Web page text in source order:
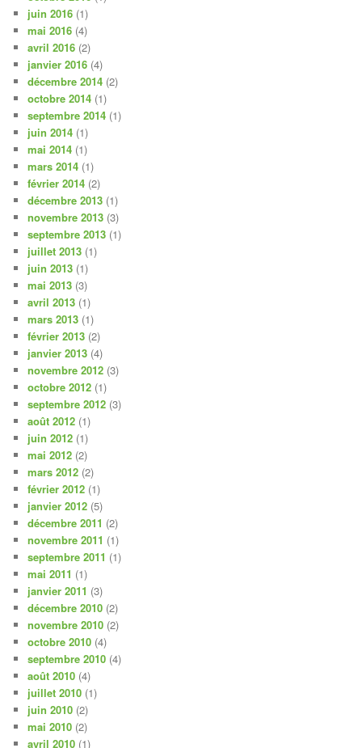
juin 2016 (1)
mai 2016 (4)
avril 2016 (2)
janvier 2016 (4)
décembre 2014 (2)
octobre 2014 (1)
septembre 2014 (1)
juin 2014 (1)
mai 2014 (1)
mars 2014 (1)
février 2014 (2)
décembre 2013 (1)
novembre 2013 (3)
septembre 2013 (1)
juillet 2013 (1)
juin 2013 (1)
mai 2013 (3)
avril 2013 (1)
mars 2013 (1)
février 2013 (2)
janvier 2013 (4)
novembre 2012 (3)
octobre 2012 (1)
septembre 2012 (3)
août 2012 (1)
juin 2012 (1)
mai 2012 (2)
mars 2012 (2)
février 2012 (1)
janvier 2012 (5)
décembre 2011 (2)
novembre 2011 (1)
septembre 2011 (1)
mai 2011 (1)
janvier 2011 (3)
décembre 2010 (2)
novembre 2010 (2)
octobre 2010 (4)
septembre 2010 (4)
août 2010 (4)
juillet 2010 (1)
juin 2010 (2)
mai 2010 (2)
avril 2010 (1)